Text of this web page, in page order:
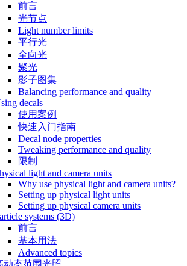
前言
光节点
Light number limits
平行光
全向光
聚光
影子图集
Balancing performance and quality
decals
使用案例
快速入门指南
Decal node properties
Tweaking performance and quality
限制
light and camera units
Why use physical light and camera units?
Setting up physical light units
Setting up physical camera units
systems (3D)
前言
基本用法
Advanced topics
动态范围光照